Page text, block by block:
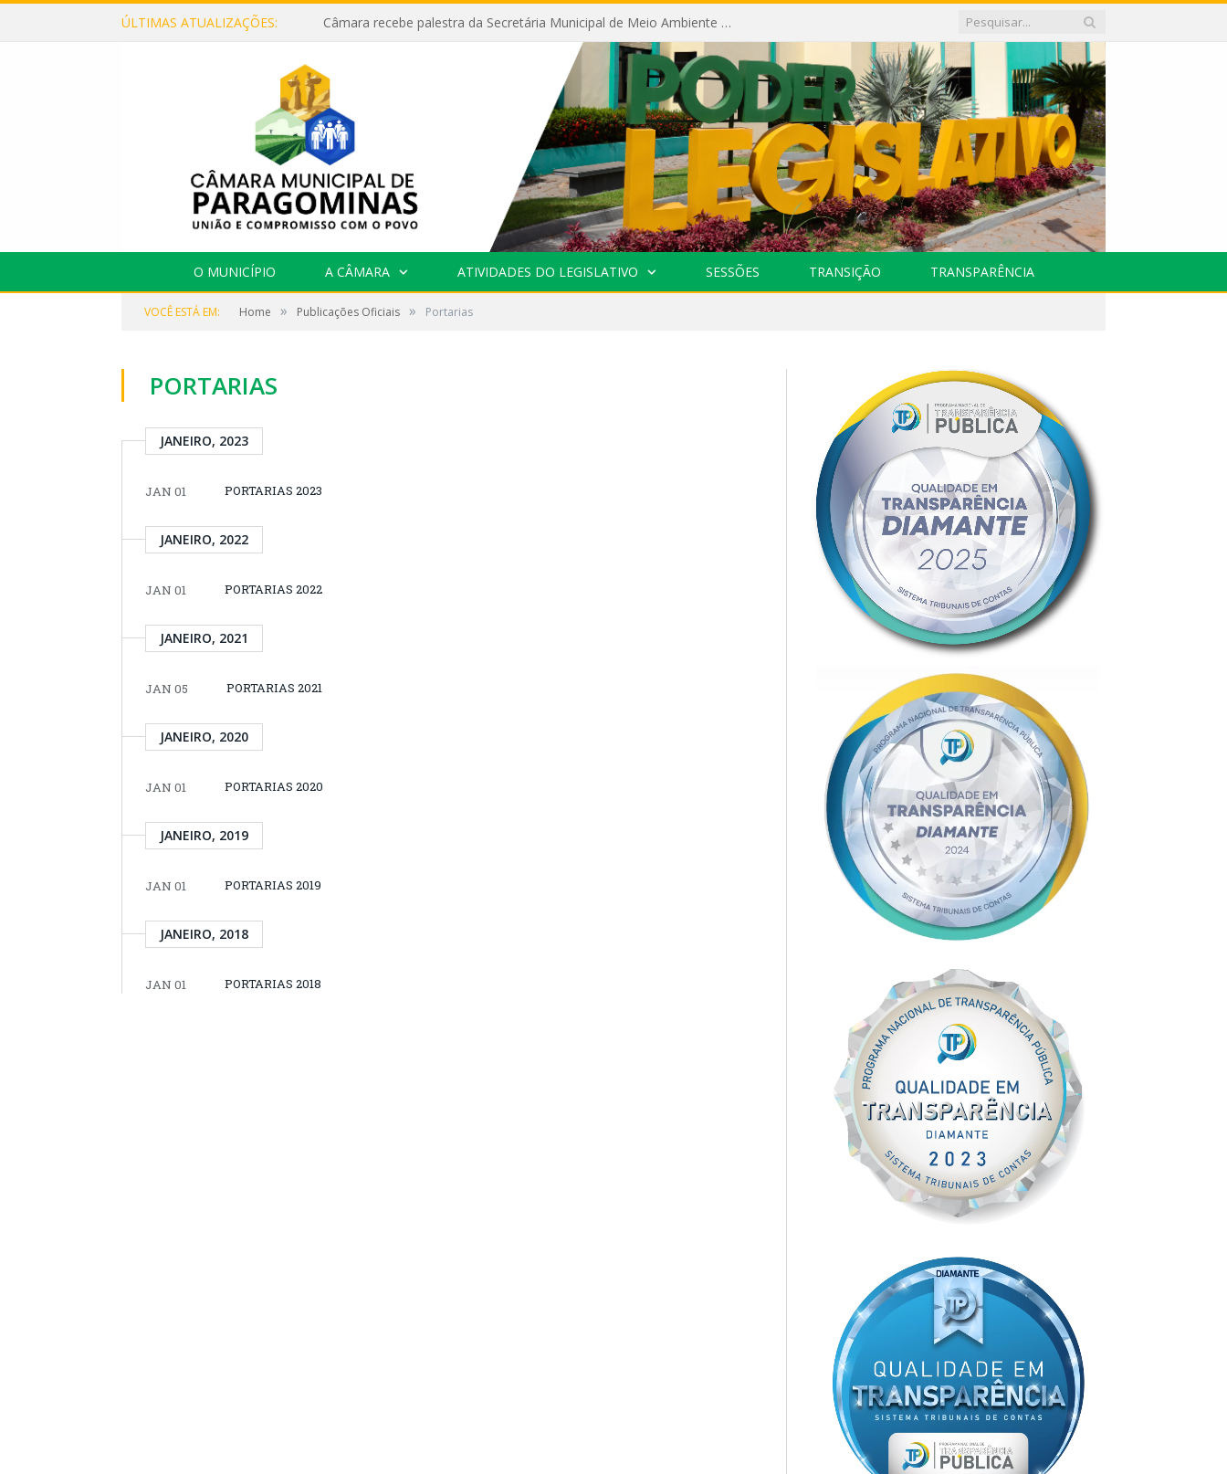
ÚLTIMAS ATUALIZAÇÕES: Câmara recebe palestra da Secretária Municipal de Meio Ambiente sobre as ações da “SEMANA DO MEIO AMBIENTE”
O MUNICÍPIO A CÂMARA ATIVIDADES DO LEGISLATIVO SESSÕES TRANSIÇÃO TRANSPARÊNCIA
VOCÊ ESTÁ EM: Home » Publicações Oficiais » Portarias
PORTARIAS
JANEIRO, 2023
JAN 01 PORTARIAS 2023
JANEIRO, 2022
JAN 01 PORTARIAS 2022
JANEIRO, 2021
JAN 05 PORTARIAS 2021
JANEIRO, 2020
JAN 01 PORTARIAS 2020
JANEIRO, 2019
JAN 01 PORTARIAS 2019
JANEIRO, 2018
JAN 01 PORTARIAS 2018